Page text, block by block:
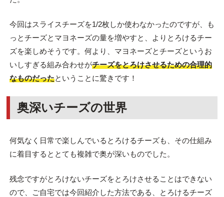
今回はスライスチーズを1/2枚しか使わなかったのですが、も
っとチーズとマヨネーズの量を増やすと、よりとろけるチー
ズを楽しめそうです。何より、マヨネーズとチーズというお
いしすぎる組み合わせがチーズをとろけさせるための合理的
なものだったということに驚きです！
奥深いチーズの世界
何気なく日常で楽しんでいるとろけるチーズも、その仕組み
に着目するととても複雑で奥が深いものでした。
残念ですがとろけないチーズをとろけさせることはできない
ので、ご自宅では今回紹介した方法である、とろけるチーズ